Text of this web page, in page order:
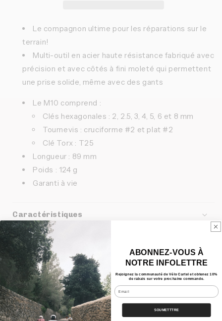
Le compagnon ultime pour les réparations sur le
terrain!
Multi-outil en acier haute résistance fabriqué avec
précision et avec côtés à fini moleté qui permettent
une prise solide, même avec des gants
Le M10 comprend :
Clés hexagonales : 2, 2.5, 3, 4, 5, 6 et 8 mm
Tournevis : cruciforme #2 et plat #2
Clé Torx : T25
Longueur : 89 mm
Poids : 124 g
Garanti à vie
Caractéristiques
Nos Bundles
Expédition
Partager
ABONNEZ-VOUS À
NOTRE INFOLETTRE
Rejoignez la communauté de Vélo Cartel et obtenez 10%
de rabais sur votre prochaine commande.
Email
SOUMETTTRE